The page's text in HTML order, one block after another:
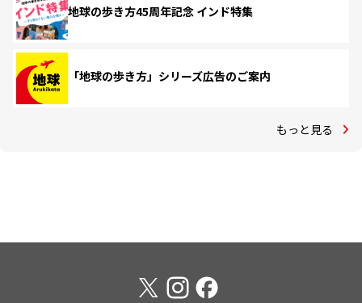
地球の歩き方45周年記念 インド特集
「地球の歩き方」シリーズ広告のご案内
もっと見る